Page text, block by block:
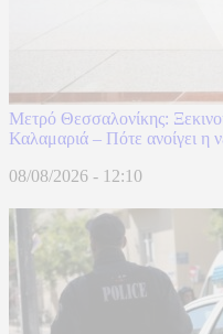
Μετρό Θεσσαλονίκης:
Καλαμαριά – Πότε ανοίγει η
08/08/2026 - 12:10